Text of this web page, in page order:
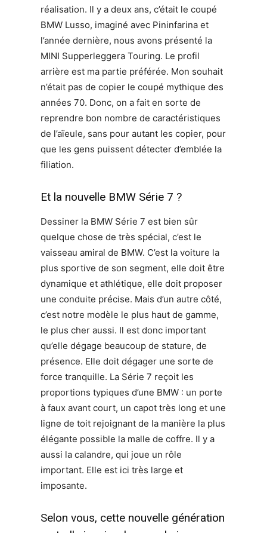
réalisation. Il y a deux ans, c’était le coupé
BMW Lusso, imaginé avec Pininfarina et
l’année dernière, nous avons présenté la
MINI Supperleggera Touring. Le profil
arrière est ma partie préférée. Mon souhait
n’était pas de copier le coupé mythique des
années 70. Donc, on a fait en sorte de
reprendre bon nombre de caractéristiques
de l’aïeule, sans pour autant les copier, pour
que les gens puissent détecter d’emblée la
filiation.
Et la nouvelle BMW Série 7 ?
Dessiner la BMW Série 7 est bien sûr
quelque chose de très spécial, c’est le
vaisseau amiral de BMW. C’est la voiture la
plus sportive de son segment, elle doit être
dynamique et athlétique, elle doit proposer
une conduite précise. Mais d’un autre côté,
c’est notre modèle le plus haut de gamme,
le plus cher aussi. Il est donc important
qu’elle dégage beaucoup de stature, de
présence. Elle doit dégager une sorte de
force tranquille. La Série 7 reçoit les
proportions typiques d’une BMW : un porte
à faux avant court, un capot très long et une
ligne de toit rejoignant de la manière la plus
élégante possible la malle de coffre. Il y a
aussi la calandre, qui joue un rôle
important. Elle est ici très large et
imposante.
Selon vous, cette nouvelle génération